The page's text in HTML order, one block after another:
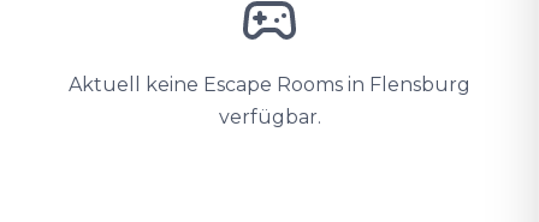
Aktuell keine Escape Rooms in Flensburg
verfügbar.